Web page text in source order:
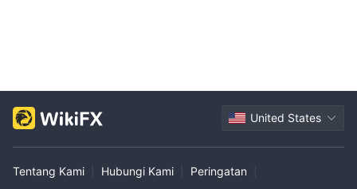
United States
Tentang Kami Hubungi Kami Peringatan